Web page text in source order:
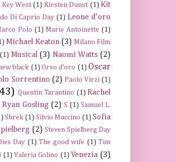
Key West (1) Kirsten Dunst (1) Kit
Di Caprio Day (1) Leone d'oro
Polo (1) Marie Antoinette (1)
Michael Keaton (3) Milano Film
(1) Musical (3) Naomi Watts (2)
black (1) Orso d'oro (1) Oscar
Sorrentino (2) Paolo Virzì (1)
Quentin Tarantino (1) Rachel
Ryan Gosling (2) S (1) Samuel L.
Shrek (1) Silvio Muccino (1) Sofia
(2) Steven Spielberg Day
Day (1) The good wife (1) Tim
(1) Valeria Golino (1) Venezia (3)